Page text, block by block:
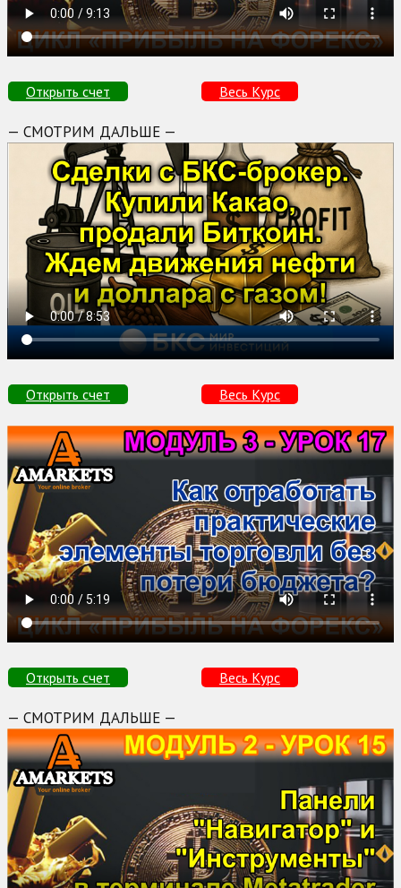
Открыть счет Весь Курс
— СМОТРИМ ДАЛЬШЕ —
Открыть счет Весь Курс
Открыть счет Весь Курс
— СМОТРИМ ДАЛЬШЕ —